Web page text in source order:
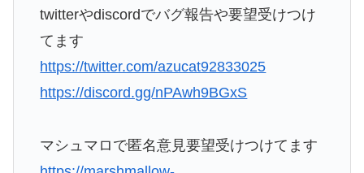
twitterやdiscordでバグ報告や要望受けつけ
てます
https://twitter.com/azucat92833025
https://discord.gg/nPAwh9BGxS
マシュマロで匿名意見要望受けつけてます